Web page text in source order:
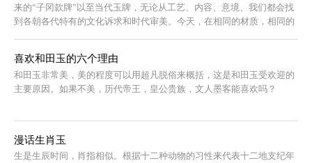
来的“子冈款牌”以至当代玉牌，无论从工艺、内容、意境、我们都会找
到各朝各代特有的文化诉求和时代审美。今天，在相同的材质，相同的
弥新的传世之作。
喜欢和田玉的六个理由
和田玉非常美，美的程度可以用超凡脱俗来概括，这是和田玉受欢迎的
主要原因。如果不美，历代帝王，皇公贵族，文人墨客能喜欢吗？
漫话生肖玉
生是生辰时间，肖指相似。根据十二种动物的习性来代表十二地支纪年